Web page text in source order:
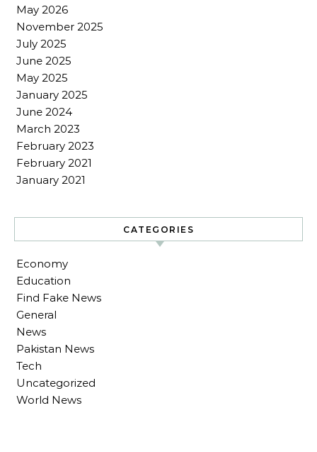
May 2026
November 2025
July 2025
June 2025
May 2025
January 2025
June 2024
March 2023
February 2023
February 2021
January 2021
CATEGORIES
Economy
Education
Find Fake News
General
News
Pakistan News
Tech
Uncategorized
World News